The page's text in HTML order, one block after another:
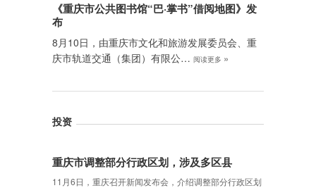
《重庆市公共图书馆“巴·掌书”借阅地图》发
布
8月10日，由重庆市文化和旅游发展委员会、重
庆市轨道交通（集团）有限公… 阅读更多 »
投资
重庆市调整部分行政区划，涉及多区县
11月6日，重庆召开新闻发布会，介绍调整部分行政区划